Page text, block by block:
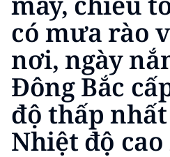
có mưa rào
nơi, ngày
Đông Bắc
độ thấp nhất
Nhiệt độ cao